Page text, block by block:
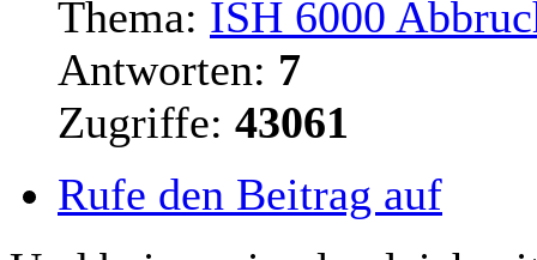
Thema: ISH 6000
Antworten: 7
Zugriffe: 43061
Rufe den Beitrag auf